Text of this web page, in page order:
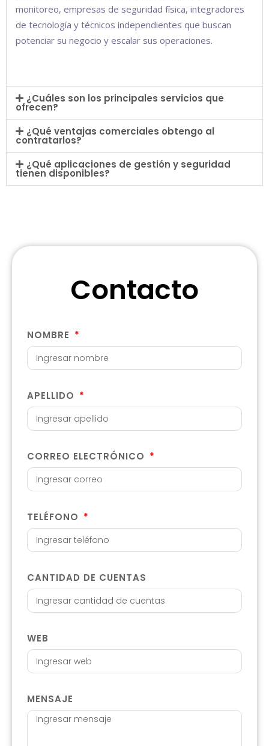
monitoreo, empresas de seguridad física, integradores
de tecnología y técnicos independientes que buscan
potenciar su negocio y escalar sus operaciones.
¿Cuáles son los principales servicios que
ofrecen?
¿Qué ventajas comerciales obtengo al
contratarlos?
¿Qué aplicaciones de gestión y seguridad
tienen disponibles?
Contacto
NOMBRE
APELLIDO
CORREO ELECTRÓNICO
TELÉFONO
CANTIDAD DE CUENTAS
WEB
MENSAJE